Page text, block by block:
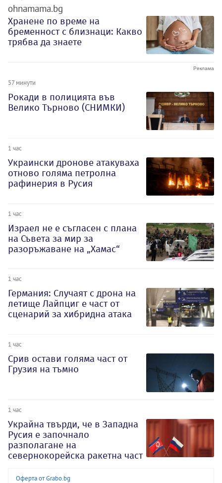
ohnamama.bg
Хранене по време на
бременност с близнаци: Какво
трябва да знаете
57 минути
Рокади в полицията във
Велико Търново (СНИМКИ)
1 час
Украински дронове атакуваха
отново голяма петролна
рафинерия в Русия
1 час
Израел не е съгласен с плана
на Съвета за мир за
разоръжаване на „Хамас“
1 час
Германия: Случаят с дрона на
летище Лайпциг е част от
сценарий за хибридна атака
1 час
Срив остави голяма част от
Грузия на тъмно
1 час
Украйна твърди, че в Западна
Русия е започнало
разполагане на
севернокорейска ракетна част
Оферта от Grabo.bg